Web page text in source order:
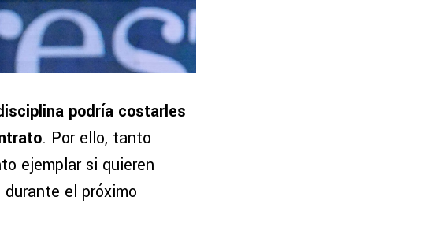
podría costarles
. Por ello, tanto
ejemplar si quieren
durante el próximo